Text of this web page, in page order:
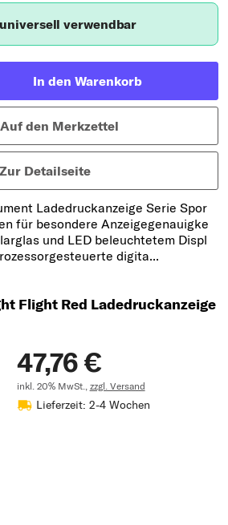
verwendbar
In den Warenkorb
Auf den Merkzettel
Zur Detailseite
Ladedruckanzeige Serie Spor
für besondere Anzeigegenauigke
und LED beleuchtetem Displ
digita...
Flight Red Ladedruckanzeige
47,76 €
inkl. 20% MwSt., zzgl. Versand
Lieferzeit: 2-4 Wochen